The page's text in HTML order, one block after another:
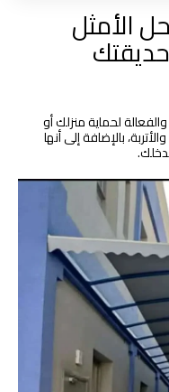
الأمثل
لحماية منزلك أو
بالإضافة إلى أنها